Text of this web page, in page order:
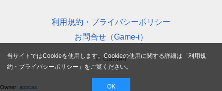
利用規約・プライバシーポリシー
お問合せ（Game-i）
© Game-i
Owner: appcas
当サイトではCookieを使用します。Cookieの使用に関する詳細は「利用規
約・プライバシーポリシー 」をご覧ください。
OK